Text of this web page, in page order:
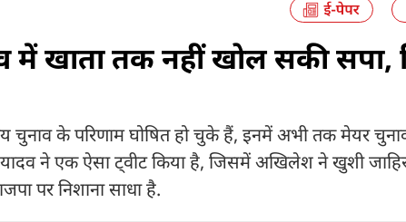
खाता तक नहीं खोल सकी सपा,
चुनाव के परिणाम घोषित हो चुके हैं, इनमें अभी तक मेयर
ने एक ऐसा ट्वीट किया है, जिसमें अखिलेश ने खुशी
पर निशाना साधा है.